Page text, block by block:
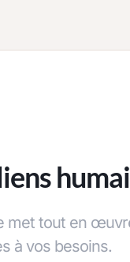
tout en
à vos besoins.